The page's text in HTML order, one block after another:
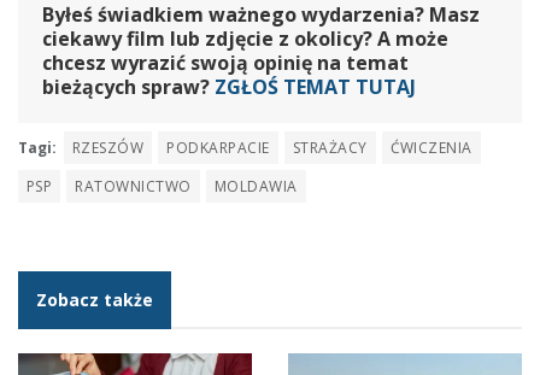
Byłeś świadkiem ważnego wydarzenia? Masz
ciekawy film lub zdjęcie z okolicy? A może
chcesz wyrazić swoją opinię na temat
bieżących spraw? ZGŁOŚ TEMAT TUTAJ
Tagi: RZESZÓW PODKARPACIE STRAŻACY
ĆWICZENIA
PSP
RATOWNICTWO MOLDAWIA
Zobacz także